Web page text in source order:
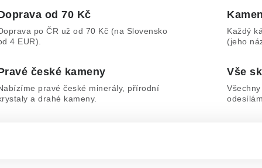
od 70 Kč
po ČR už od 70 Kč (na Slovensko
4 EUR).
Každý
(jeho
české kameny
pravé české minerály, přírodní
a drahé kameny.
Vše